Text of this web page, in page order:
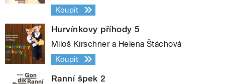
Koupit
Hurvínkovy příhody 5
Miloš Kirschner a Helena Štáchová
Koupit
Ranní špek 2